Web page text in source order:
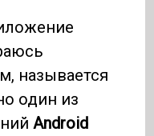
называется
один из
Android